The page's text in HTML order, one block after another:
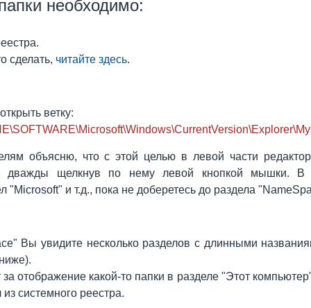
необходимо:
сделать, читайте здесь.
ветку:
объясню, что с этой целью в левой части
дважды щелкнув по нему левой кнопкой мышки.
"Microsoft" и т.д., пока не доберетесь до раздела
Вы увидите несколько разделов с длинными
отображение какой-то папки в разделе "Этот
системного реестра.